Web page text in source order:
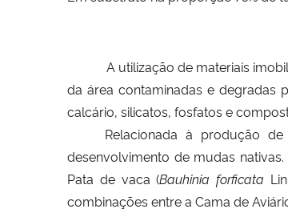
A utilização de materiais
da área contaminadas e degradas
calcário, silicatos, fosfatos e
Relacionada à produção
desenvolvimento de mudas
Pata de vaca (Bauhinia forficata
combinações entre a Cama de